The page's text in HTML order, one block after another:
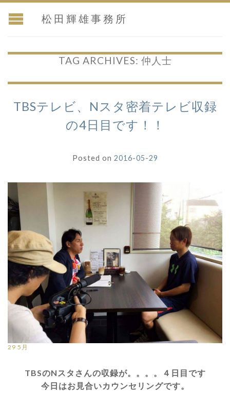
松田輝雄事務所
TAG ARCHIVES: 仲人士
TBSテレビ、Nスタ密着テレビ収録
の4日目です！！
Posted on 2016-05-29
29 5月
TBSのNスタさんの収録が。。。。４日目です
今日はお見合いカウンセリングです。